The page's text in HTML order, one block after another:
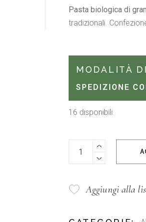
Pasta biologica di
tradizionali.
MODALITÀ
SPEDIZIONE
16 disponibili
Rigatoni Girolomoni
Aggiungi alla